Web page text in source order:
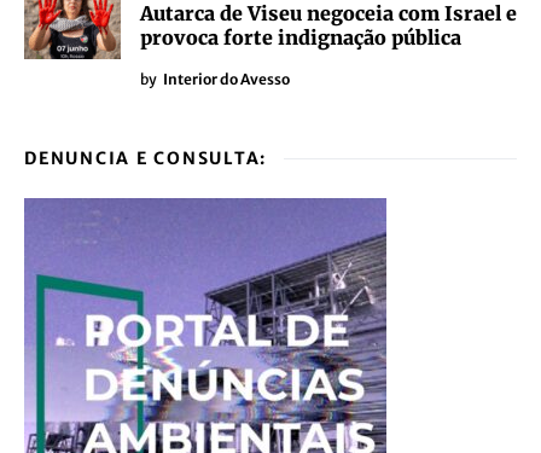
Autarca de Viseu negoceia com Israel e
provoca forte indignação pública
by Interior do Avesso
DENUNCIA E CONSULTA: